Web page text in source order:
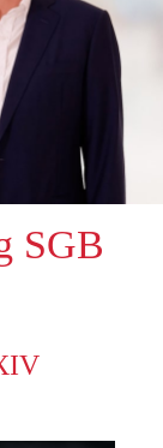
SGB